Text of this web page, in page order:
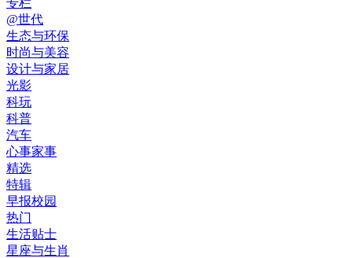
专栏
@世代
生态与环保
时尚与美容
设计与家居
光影
科玩
科普
汽车
心事家事
精选
特辑
早报校园
热门
生活贴士
星座与生肖